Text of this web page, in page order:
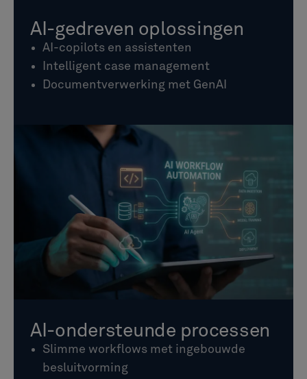
AI-gedreven oplossingen
AI-copilots en assistenten
Intelligent case management
Documentverwerking met GenAI
AI-ondersteunde processen
Slimme workflows met ingebouwde
besluitvorming